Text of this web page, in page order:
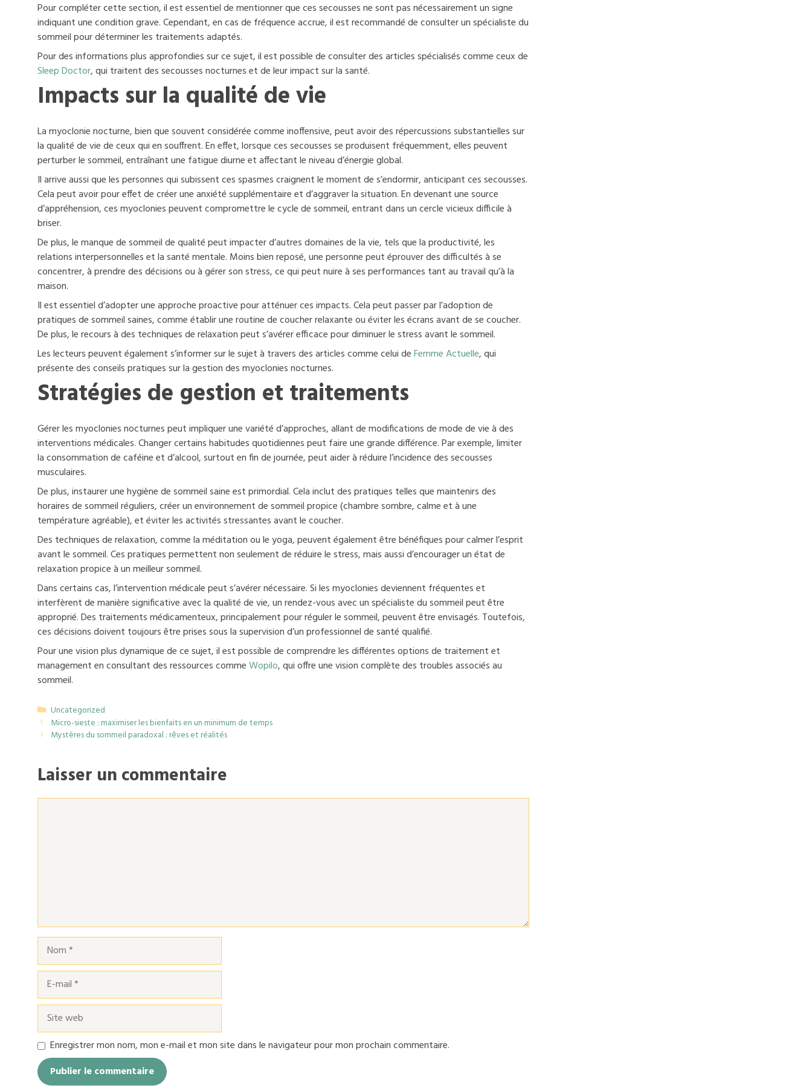
Pour compléter cette section, il est essentiel de mentionner que ces secousses ne sont pas nécessairement un signe
indiquant une condition grave. Cependant, en cas de fréquence accrue, il est recommandé de consulter un spécialiste du
sommeil pour déterminer les traitements adaptés.
Pour des informations plus approfondies sur ce sujet, il est possible de consulter des articles spécialisés comme ceux de
Sleep Doctor, qui traitent des secousses nocturnes et de leur impact sur la santé.
Impacts sur la qualité de vie
La myoclonie nocturne, bien que souvent considérée comme inoffensive, peut avoir des répercussions substantielles sur
la qualité de vie de ceux qui en souffrent. En effet, lorsque ces secousses se produisent fréquemment, elles peuvent
perturber le sommeil, entraînant une fatigue diurne et affectant le niveau d’énergie global.
Il arrive aussi que les personnes qui subissent ces spasmes craignent le moment de s’endormir, anticipant ces secousses.
Cela peut avoir pour effet de créer une anxiété supplémentaire et d’aggraver la situation. En devenant une source
d’appréhension, ces myoclonies peuvent compromettre le cycle de sommeil, entrant dans un cercle vicieux difficile à
briser.
De plus, le manque de sommeil de qualité peut impacter d’autres domaines de la vie, tels que la productivité, les
relations interpersonnelles et la santé mentale. Moins bien reposé, une personne peut éprouver des difficultés à se
concentrer, à prendre des décisions ou à gérer son stress, ce qui peut nuire à ses performances tant au travail qu’à la
maison.
Il est essentiel d’adopter une approche proactive pour atténuer ces impacts. Cela peut passer par l’adoption de
pratiques de sommeil saines, comme établir une routine de coucher relaxante ou éviter les écrans avant de se coucher.
De plus, le recours à des techniques de relaxation peut s’avérer efficace pour diminuer le stress avant le sommeil.
Les lecteurs peuvent également s’informer sur le sujet à travers des articles comme celui deFemme Actuelle, qui
présente des conseils pratiques sur la gestion des myoclonies nocturnes.
Stratégies de gestion et traitements
Gérer les myoclonies nocturnes peut impliquer une variété d’approches, allant de modifications de mode de vie à des
interventions médicales. Changer certains habitudes quotidiennes peut faire une grande différence. Par exemple, limiter
la consommation de caféine et d’alcool, surtout en fin de journée, peut aider à réduire l’incidence des secousses
musculaires.
De plus, instaurer une hygiène de sommeil saine est primordial. Cela inclut des pratiques telles que maintenirs des
horaires de sommeil réguliers, créer un environnement de sommeil propice (chambre sombre, calme et à une
température agréable), et éviter les activités stressantes avant le coucher.
Des techniques de relaxation, comme la méditation ou le yoga, peuvent également être bénéfiques pour calmer l’esprit
avant le sommeil. Ces pratiques permettent non seulement de réduire le stress, mais aussi d’encourager un état de
relaxation propice à un meilleur sommeil.
Dans certains cas, l’intervention médicale peut s’avérer nécessaire. Si les myoclonies deviennent fréquentes et
interfèrent de manière significative avec la qualité de vie, un rendez-vous avec un spécialiste du sommeil peut être
approprié. Des traitements médicamenteux, principalement pour réguler le sommeil, peuvent être envisagés. Toutefois,
ces décisions doivent toujours être prises sous la supervision d’un professionnel de santé qualifié.
Pour une vision plus dynamique de ce sujet, il est possible de comprendre les différentes options de traitement et
management en consultant des ressources commeWopilo, qui offre une vision complète des troubles associés au
sommeil.
Catégories
Uncategorized
Micro-sieste : maximiser les bienfaits en un minimum de temps
Mystères du sommeil paradoxal : rêves et réalités
Laisser un commentaire
Nom
mail
Site
web
Enregistrer mon nom, mon e-mail et mon site dans le navigateur pour mon prochain commentaire.